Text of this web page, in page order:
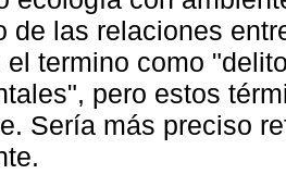
de las relaciones
el termino como
pero estos
Sería más preciso